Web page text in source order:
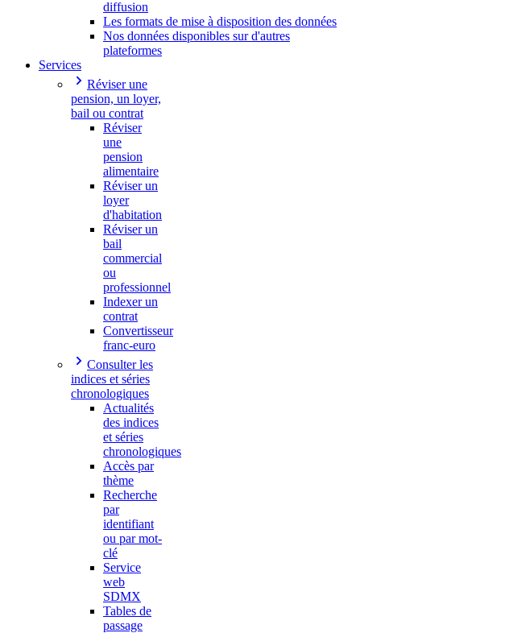
diffusion
Les formats de mise à disposition des données
Nos données disponibles sur d'autres
plateformes
Services
Réviser une
pension, un loyer,
bail ou contrat
Réviser
une
pension
alimentaire
Réviser un
loyer
d'habitation
Réviser un
bail
commercial
ou
professionnel
Indexer un
contrat
Convertisseur
franc-euro
Consulter les
indices et séries
chronologiques
Actualités
des indices
et séries
chronologiques
Accès par
thème
Recherche
par
identifiant
ou par mot-
clé
Service
web
SDMX
Tables de
passage